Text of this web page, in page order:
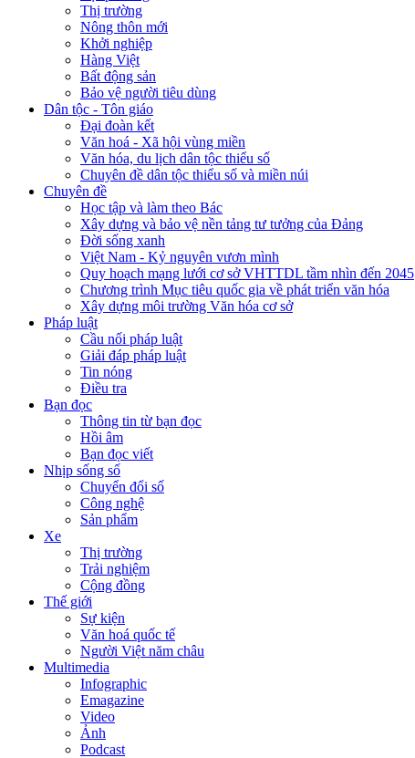
Thị trường
Nông thôn mới
Khởi nghiệp
Hàng Việt
Bất động sản
Bảo vệ người tiêu dùng
Dân tộc - Tôn giáo
Đại đoàn kết
Văn hoá - Xã hội vùng miền
Văn hóa, du lịch dân tộc thiểu số
Chuyên đề dân tộc thiểu số và miền núi
Chuyên đề
Học tập và làm theo Bác
Xây dựng và bảo vệ nền tảng tư tưởng của Đảng
Đời sống xanh
Việt Nam - Kỷ nguyên vươn mình
Quy hoạch mạng lưới cơ sở VHTTDL tầm nhìn đến 2045
Chương trình Mục tiêu quốc gia về phát triển văn hóa
Xây dựng môi trường Văn hóa cơ sở
Pháp luật
Cầu nối pháp luật
Giải đáp pháp luật
Tin nóng
Điều tra
Bạn đọc
Thông tin từ bạn đọc
Hồi âm
Bạn đọc viết
Nhịp sống số
Chuyển đổi số
Công nghệ
Sản phẩm
Xe
Thị trường
Trải nghiệm
Cộng đồng
Thế giới
Sự kiện
Văn hoá quốc tế
Người Việt năm châu
Multimedia
Infographic
Emagazine
Video
Ảnh
Podcast